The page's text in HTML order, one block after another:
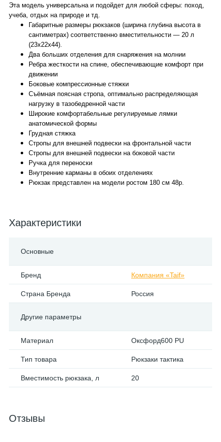
Эта модель универсальна и подойдет для любой сферы: поход,
учеба, отдых на природе и тд.
Габаритные размеры рюкзаков (ширина глубина высота в
сантиметрах) соответственно вместительности — 20 л
(23х22х44).
Два больших отделения для снаряжения на молнии
Ребра жесткости на спине, обеспечивающие комфорт при
движении
Боковые компрессионные стяжки
Съёмная поясная стропа, оптимально распределяющая
нагрузку в тазобедренной части
Широкие комфортабельные регулируемые лямки
анатомической формы
Грудная стяжка
Стропы для внешней подвески на фронтальной части
Стропы для внешней подвески на боковой части
Ручка для переноски
Внутренние карманы в обоих отделениях
Рюкзак представлен на модели ростом 180 см 48р.
Характеристики
Основные
Бренд Компания «Taif»
Страна Бренда Россия
Другие параметры
Материал Оксфорд600 PU
Тип товара Рюкзаки тактика
Вместимость рюкзака, л 20
Отзывы